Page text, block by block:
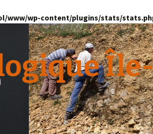
www/wp-content/plugins/stats/